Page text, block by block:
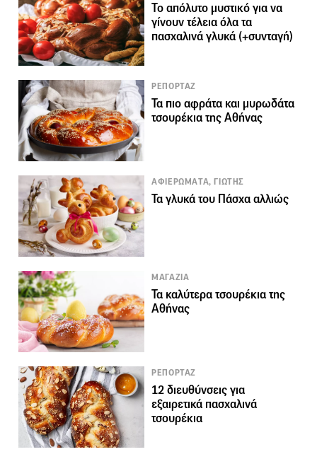
Το απόλυτο μυστικό για να
γίνουν τέλεια όλα τα
πασχαλινά γλυκά (+συνταγή)
ΡΕΠΟΡΤΑΖ
Τα πιο αφράτα και μυρωδάτα
τσουρέκια της Αθήνας
ΑΦΙΕΡΩΜΑΤΑ, ΓΙΩΤΗΣ
Τα γλυκά του Πάσχα αλλιώς
ΜΑΓΑΖΙΑ
Τα καλύτερα τσουρέκια της
Αθήνας
ΡΕΠΟΡΤΑΖ
12 διευθύνσεις για
εξαιρετικά πασχαλινά
τσουρέκια